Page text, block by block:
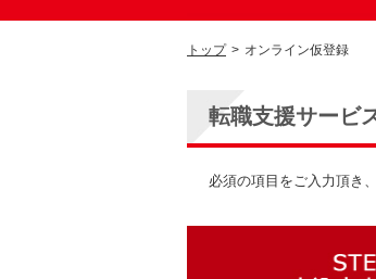
トップ > オンライン仮登録
転職支援サービ
必須の項目をご入力頂き